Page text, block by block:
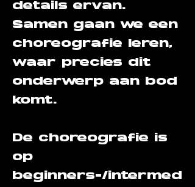
details ervan.
Samen gaan we een
choreografie leren,
waar precies dit
onderwerp aan bod
komt.
De choreografie is
op
beginners-/intermed